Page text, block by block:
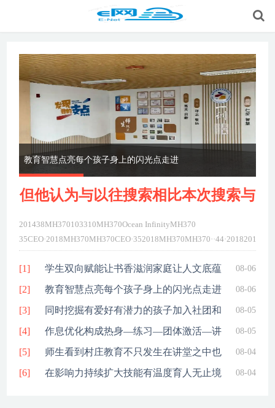
教育智慧点亮每个孩子身上的闪光点走进
但他认为与以往搜索相比本次搜索与
MH3
201438MH370103310MH370Ocean InfinityMH370
InfinityMH37035CEO·2018MH370MH370CEO·...
[1]
学生双向赋能让书香滋润家庭让人文底蕴
与赤色
08-06
[2]
教育智慧点亮每个孩子身上的闪光点走进
校园在
08-06
[3]
同时挖掘有爱好有潜力的孩子加入社团和
校正接
08-05
[4]
作息优化构成热身—练习—团体激活—讲
堂学习
08-05
[5]
师生看到村庄教育不只发生在讲堂之中也
嵌入家
08-04
[6]
在影响力持续扩大技能有温度育人无止境
08-04